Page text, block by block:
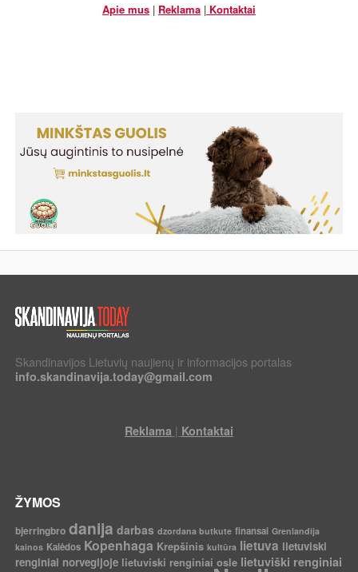
Apie mus| Reklama| Kontaktai
Skandinavijos Lietuvių naujienų ir informacijos portalas
info.skandinavija.today@gmail.com
Reklama | Kontaktai
ŽYMOS
bjerringbro danija darbas dzordana butkute finansai Grenlandija
kainos Kalėdos Kopenhaga Krepšinis kultūra lietuva lietuviski
renginiai norvegijoje lietuviski renginiai osle lietuviški renginiai